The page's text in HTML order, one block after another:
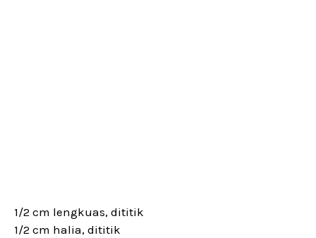
1/2 cm lengkuas, dititik
1/2 cm halia, dititik